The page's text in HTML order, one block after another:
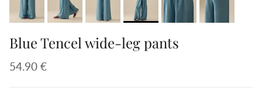
Blue Tencel wide-leg pants
54.90 €